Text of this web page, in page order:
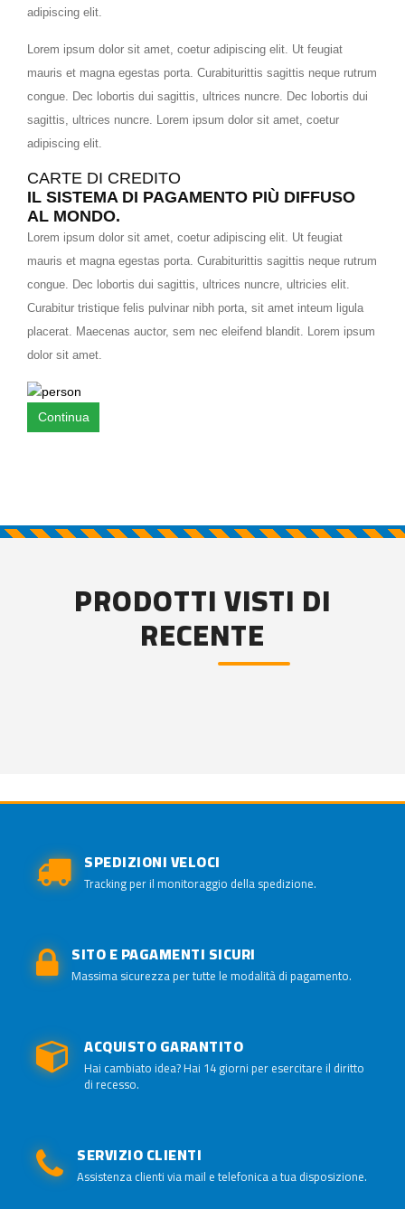
adipiscing elit.
Lorem ipsum dolor sit amet, coetur adipiscing elit. Ut feugiat
mauris et magna egestas porta. Curabiturittis sagittis neque rutrum
congue. Dec lobortis dui sagittis, ultrices nuncre. Dec lobortis dui
sagittis, ultrices nuncre. Lorem ipsum dolor sit amet, coetur
adipiscing elit.
CARTE DI CREDITO
IL SISTEMA DI PAGAMENTO PIÙ DIFFUSO
AL MONDO.
Lorem ipsum dolor sit amet, coetur adipiscing elit. Ut feugiat
mauris et magna egestas porta. Curabiturittis sagittis neque rutrum
congue. Dec lobortis dui sagittis, ultrices nuncre, ultricies elit.
Curabitur tristique felis pulvinar nibh porta, sit amet inteum ligula
placerat. Maecenas auctor, sem nec eleifend blandit. Lorem ipsum
dolor sit amet.
Continua
PRODOTTI VISTI DI
RECENTE
SPEDIZIONI VELOCI
Tracking per il monitoraggio della spedizione.
SITO E PAGAMENTI SICURI
Massima sicurezza per tutte le modalità di pagamento.
ACQUISTO GARANTITO
Hai cambiato idea? Hai 14 giorni per esercitare il diritto
di recesso.
SERVIZIO CLIENTI
Assistenza clienti via mail e telefonica a tua disposizione.